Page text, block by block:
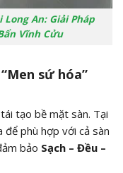
Long An: Giải Pháp
Vĩnh Cửu
sứ hóa”
tạo bề mặt sàn. Tại
phù hợp với cả sàn
bảo Sạch – Đều –